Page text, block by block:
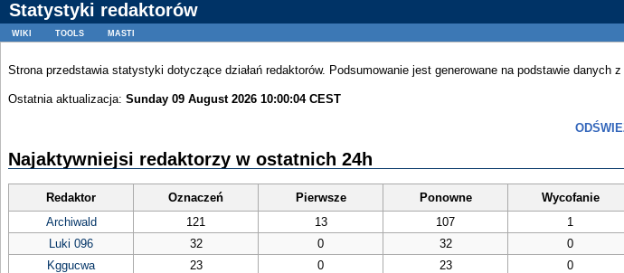
Statystyki redaktorów
Strona przedstawia statystyki dotyczące działań redaktorów. Podsumowanie jest generowane na podstawie danych
Ostatnia aktualizacja: Sunday 09 August 2026 10:00:04 CEST
Najaktywniejsi redaktorzy w ostatnich 24h
Redaktor Oznaczeń Pierwsze Ponowne
Wycofanie
Archiwald
121 13 107
1
Luki 096
32 0 32
0
Kggucwa
23 0 23
0
wiki tools masti